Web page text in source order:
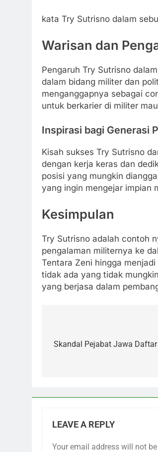
kata Try Sutrisno dalam
Warisan dan
Pengaruh Try Sutrisno
dalam bidang militer dan
menganggapnya sebagai
untuk berkarier di militer
Inspirasi bagi Generasi
Kisah sukses Try Sutrisno
dengan kerja keras dan
posisi yang mungkin
yang ingin mengejar impian
Kesimpulan
Try Sutrisno adalah contoh
pengalaman militernya ke
Tentara Zeni hingga
tidak ada yang tidak
yang berjasa dalam
navigation
Skandal Pejabat Jawa
LEAVE A REPLY
Your email address will not